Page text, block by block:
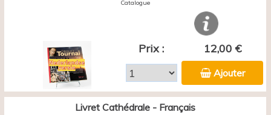
Catalogue
Prix : 12,00 €
Ajouter
Livret Cathédrale - Français